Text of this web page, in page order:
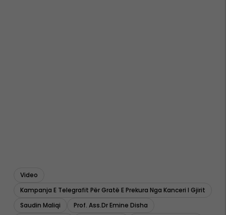
Video
Kampanja E Telegrafit Për Gratë E Prekura Nga Kanceri I Gjirit
Saudin Maliqi
Prof. Ass.dr Emine Disha